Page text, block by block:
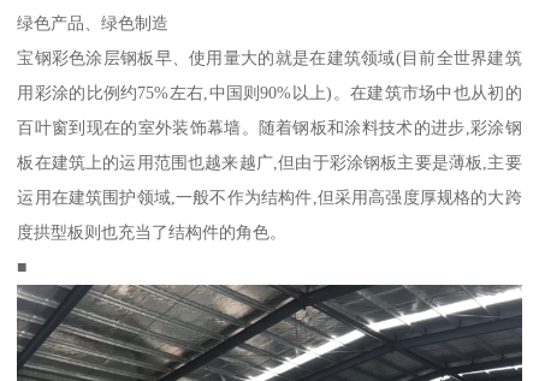
绿色产品、绿色制造
宝钢彩色涂层钢板早、使用量大的就是在建筑领域(目前全世界建筑
用彩涂的比例约75%左右,中国则90%以上)。在建筑市场中也从初的
百叶窗到现在的室外装饰幕墙。随着钢板和涂料技术的进步,彩涂钢
板在建筑上的运用范围也越来越广,但由于彩涂钢板主要是薄板,主要
运用在建筑围护领域,一般不作为结构件,但采用高强度厚规格的大跨
度拱型板则也充当了结构件的角色。
■